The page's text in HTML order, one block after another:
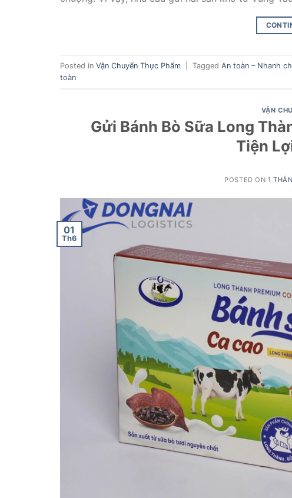
Posted in Vận Chuyển Thực Phẩm Tagged An toàn – Nhanh
toàn
VẬN
Gửi Bánh Bò Sữa Long
Tiện
POSTED ON 1
01
Th6